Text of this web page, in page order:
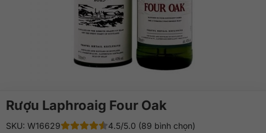
Rượu Laphroaig Four Oak
SKU: W16629
4.5/5.0 (89 bình chọn)